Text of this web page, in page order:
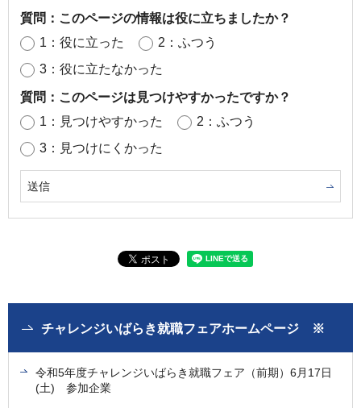
質問：このページの情報は役に立ちましたか？
1：役に立った
2：ふつう
3：役に立たなかった
質問：このページは見つけやすかったですか？
1：見つけやすかった
2：ふつう
3：見つけにくかった
チャレンジいばらき就職フェアホームページ ※
令和5年度チャレンジいばらき就職フェア（前期）6月17日
(土) 参加企業